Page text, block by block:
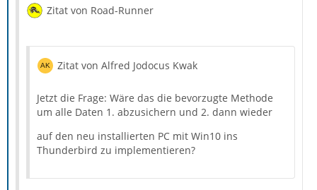
Zitat von Road-Runner
Zitat von Alfred Jodocus Kwak
Jetzt die Frage: Wäre das die bevorzugte Methode
um alle Daten 1. abzusichern und 2. dann wieder
auf den neu installierten PC mit Win10 ins
Thunderbird zu implementieren?